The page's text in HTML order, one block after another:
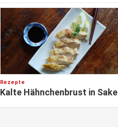
Rezepte
Kalte Hähnchenbrust in Sake